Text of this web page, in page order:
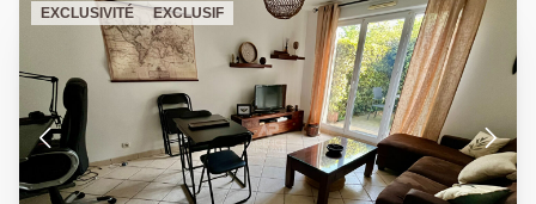
EXCLUSIVITÉ EXCLUSIF